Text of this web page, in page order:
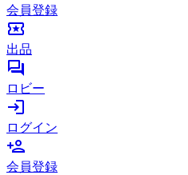
会員登録
local_activity
出品
forum
ロビー
login
ログイン
person_add
会員登録